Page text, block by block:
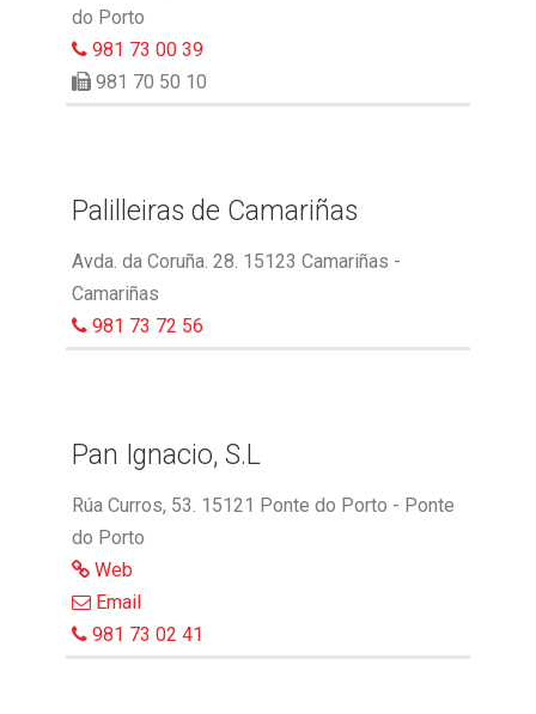
do Porto
981 73 00 39
981 70 50 10
Palilleiras de Camariñas
Avda. da Coruña. 28. 15123 Camariñas -
Camariñas
981 73 72 56
Pan Ignacio, S.L
Rúa Curros, 53. 15121 Ponte do Porto - Ponte
do Porto
Web
Email
981 73 02 41